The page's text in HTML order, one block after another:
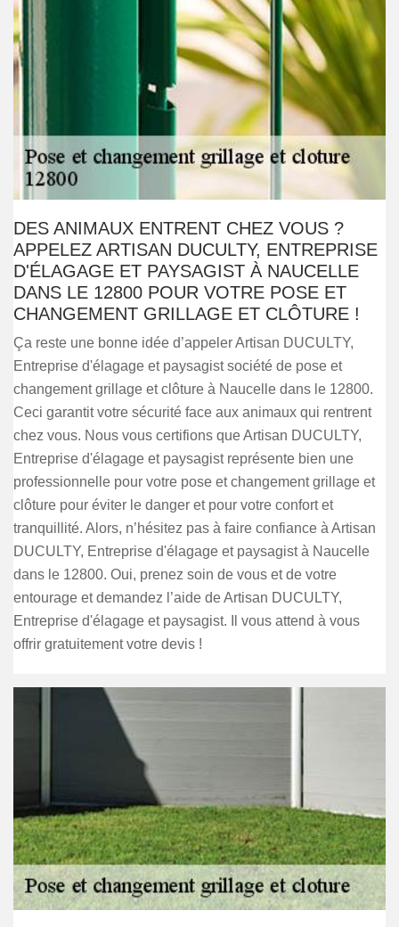
DES ANIMAUX ENTRENT CHEZ VOUS ?
APPELEZ ARTISAN DUCULTY, ENTREPRISE
D'ÉLAGAGE ET PAYSAGIST À NAUCELLE
DANS LE 12800 POUR VOTRE POSE ET
CHANGEMENT GRILLAGE ET CLÔTURE !
Ça reste une bonne idée d’appeler Artisan DUCULTY,
Entreprise d'élagage et paysagist société de pose et
changement grillage et clôture à Naucelle dans le 12800.
Ceci garantit votre sécurité face aux animaux qui rentrent
chez vous. Nous vous certifions que Artisan DUCULTY,
Entreprise d'élagage et paysagist représente bien une
professionnelle pour votre pose et changement grillage et
clôture pour éviter le danger et pour votre confort et
tranquillité. Alors, n’hésitez pas à faire confiance à Artisan
DUCULTY, Entreprise d'élagage et paysagist à Naucelle
dans le 12800. Oui, prenez soin de vous et de votre
entourage et demandez l’aide de Artisan DUCULTY,
Entreprise d'élagage et paysagist. Il vous attend à vous
offrir gratuitement votre devis !